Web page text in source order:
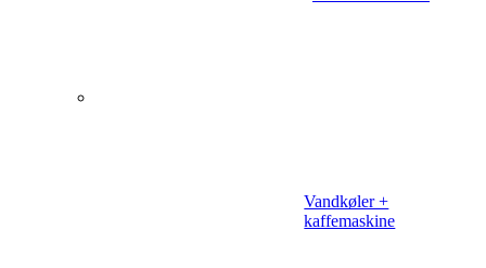
Vandkøler +
kaffemaskine